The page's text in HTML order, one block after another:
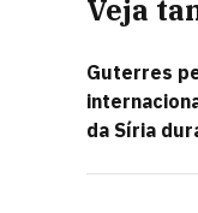
Veja
Guterres
da Síria